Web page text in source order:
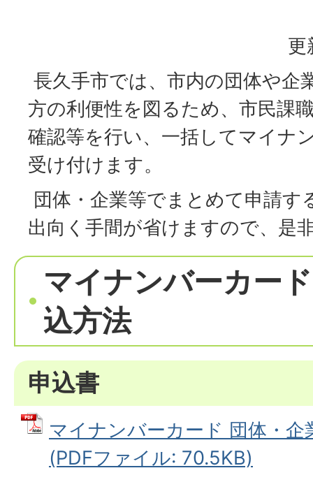
更
長久手市では、市内の団体や企
方の利便性を図るため、市民課
確認等を行い、一括してマイナ
受け付けます。
団体・企業等でまとめて申請す
出向く手間が省けますので、是
マイナンバーカー
込方法
申込書
マイナンバーカード 団体・企
(PDFファイル: 70.5KB)